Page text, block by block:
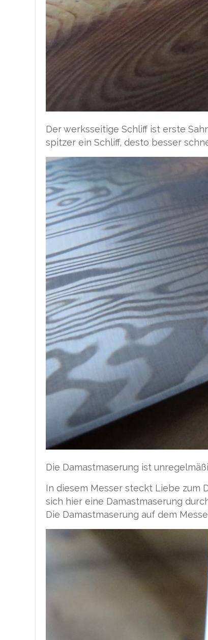
Der werksseitige Schliff ist erste
spitzer ein Schliff, desto besser
Die Damastmaserung ist
In diesem Messer steckt Liebe zum
sich hier eine Damastmaserung
Die Damastmaserung auf dem